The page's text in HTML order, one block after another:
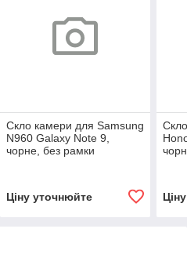
Скло камери для Samsung
N960 Galaxy Note 9,
чорне, без рамки
Ціну уточнюйте